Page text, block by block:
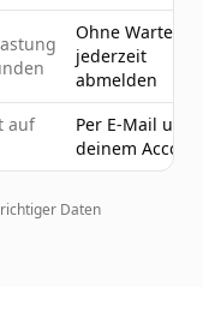
Ohne Wartezeit
jederzeit
abmelden
auf
Per E-Mail und
deinem
Daten